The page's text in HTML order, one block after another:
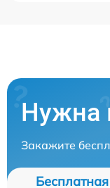
Нужна
Закажите